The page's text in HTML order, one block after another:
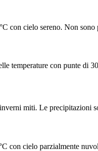
con cielo sereno. Non
temperature con punte di
miti. Le precipitazioni
con cielo parzialmente